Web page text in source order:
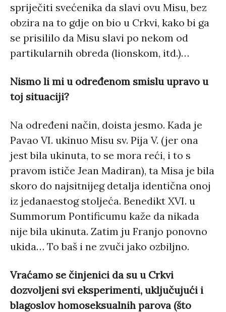
spriječiti svećenika da slavi ovu Misu, bez
obzira na to gdje on bio u Crkvi, kako bi ga
se prisililo da Misu slavi po nekom od
partikularnih obreda (lionskom, itd.)…
Nismo li mi u određenom smislu upravo u
toj situaciji?
Na određeni način, doista jesmo. Kada je
Pavao VI. ukinuo Misu sv. Pija V. (jer ona
jest bila ukinuta, to se mora reći, i to s
pravom ističe Jean Madiran), ta Misa je bila
skoro do najsitnijeg detalja identična onoj
iz jedanaestog stoljeća. Benedikt XVI. u
Summorum Pontificumu kaže da nikada
nije bila ukinuta. Zatim ju Franjo ponovno
ukida… To baš i ne zvuči jako ozbiljno.
Vraćamo se činjenici da su u Crkvi
dozvoljeni svi eksperimenti, uključujući i
blagoslov homoseksualnih parova (što